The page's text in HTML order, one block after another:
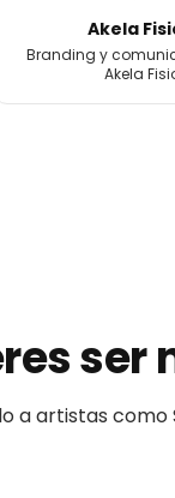
Akela
Branding y
Akela
ser
aartistas como